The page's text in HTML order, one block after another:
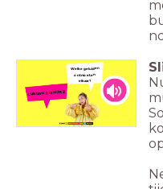
Luisteropdracht 2
Welke geluiden
ontmoeten
elkaar?